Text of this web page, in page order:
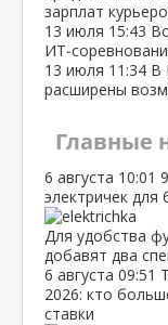
зарплат
13 июля 15:43
13 июля 11:34 В
расширены
Главные
6 августа 10:01
электричек
Для удобства
добавят два
6 августа 09:51
2026: кто
ставки